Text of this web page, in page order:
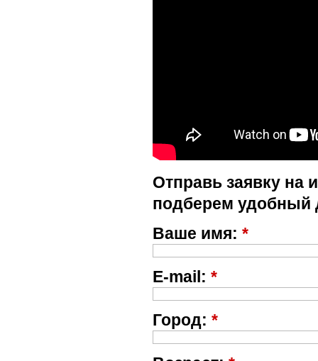
Отправь заявку на
подберем удобный
Ваше имя: *
E-mail: *
Город: *